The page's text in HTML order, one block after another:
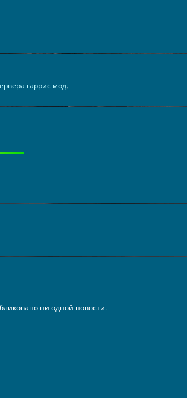
гаррис мод.
ни одной новости.